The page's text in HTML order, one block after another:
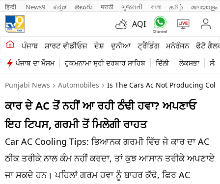
हिन्दी News9 ಕನ್ನಡ తెలుగు मराठी ગુજરાતી বাংলা தமிழ் മലയാളം
AQI
ਪੰਜਾਬ ਸ਼ਾਰਟ ਵੀਡੀਓਜ਼ ਦੇਸ਼ ਦੁਨੀਆ ਟ੍ਰੈਂਡਿੰਗ ਮਨੋਰੰਜਨ ਫੋਟੋ
ਪੰਜਾਬ ਦਾ ਮੌਸਮ ਹੁਕਮਨਾਮਾ ਸ੍ਰੀ ਦਰਬਾਰ ਸਾਹਿਬ ਦਿੱਲੀ ਲੋਕਸਭਾ
ਖੇਤੀਬਾੜੀ
ਸ਼ਾਰਟ ਵੀਡੀਓਜ਼
ਕਾਰੋਬਾਰ
ਕਰਿਅਰ
ਦੇਸ਼
ਲਾਈਫ ਸਟਾਈਲ
Punjabi News Automobiles Is The Cars Ac Not Producing
ਕਾਰ ਦੇ AC ਤੋਂ ਨਹੀਂ ਆ ਰਹੀ ਠੰਢੀ ਹਵਾ? ਅਪਣਾਓ
ਇਹ ਟਿਪਸ, ਗਰਮੀ ਤੋਂ ਮਿਲੇਗੀ ਰਾਹਤ
Car AC Cooling Tips: ਭਿਆਨਕ ਗਰਮੀ ਵਿੱਚ ਜੇ ਕਾਰ ਦਾ AC
ਠੀਕ ਤਰੀਕੇ ਨਾਲ ਕੰਮ ਨਹੀਂ ਕਰਦਾ, ਤਾਂ ਕੁਝ ਆਸਾਨ ਤਰੀਕੇ ਅਪਣਾਏ
ਜਾ ਸਕਦੇ ਹਨ। ਪਹਿਲਾਂ ਗਰਮ ਹਵਾ ਨੂੰ ਬਾਹਰ ਕੱਢੋ, ਫਿਰ AC